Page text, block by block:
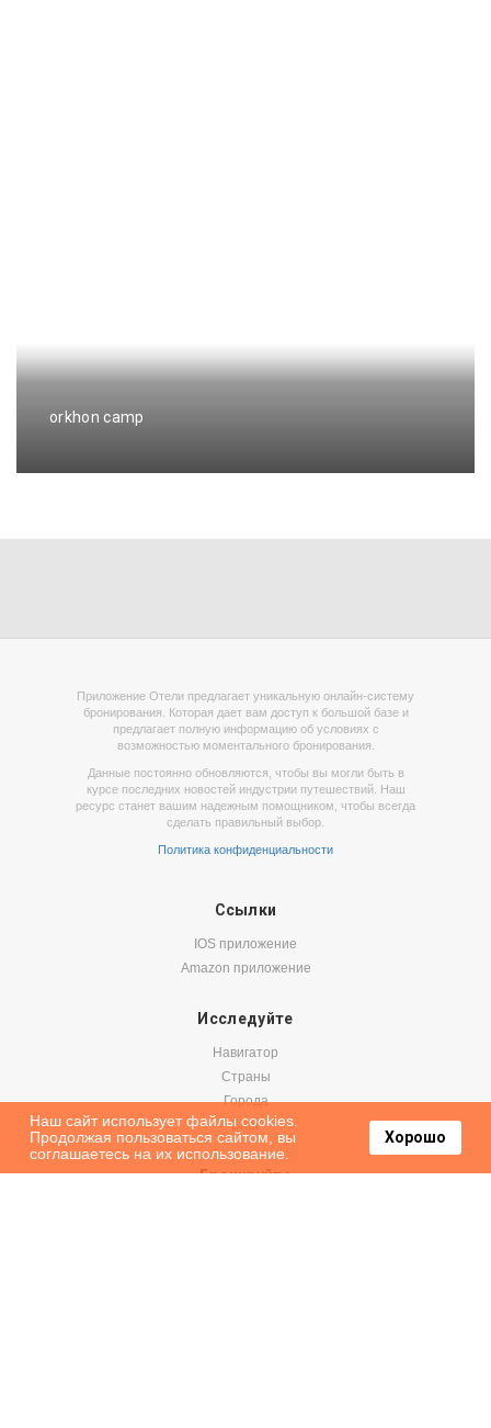
orkhon camp
Приложение Отели предлагает уникальную онлайн-систему
бронирования. Которая дает вам доступ к большой базе и
предлагает полную информацию об условиях с
возможностью моментального бронирования.
Данные постоянно обновляются, чтобы вы могли быть в
курсе последних новостей индустрии путешествий. Наш
ресурс станет вашим надежным помощником, чтобы всегда
сделать правильный выбор.
Политика конфиденциальности
Ссылки
IOS приложение
Amazon приложение
Исследуйте
Навигатор
Страны
Города
Блог
Бронируйте
Наш сайт использует файлы cookies.
Продолжая пользоваться сайтом, вы
соглашаетесь на их использование.
Хорошо